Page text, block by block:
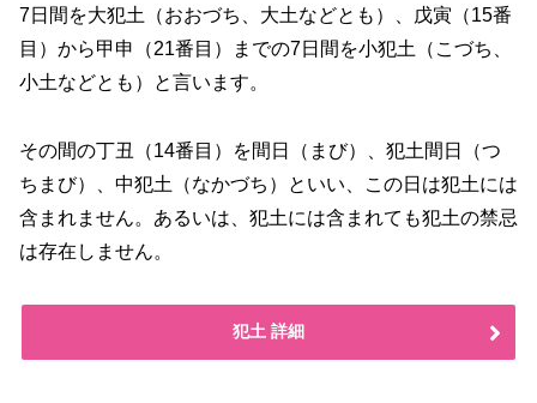
7日間を大犯土（おおづち、大土などとも）、戊寅（15番
目）から甲申（21番目）までの7日間を小犯土（こづち、
小土などとも）と言います。
その間の丁丑（14番目）を間日（まび）、犯土間日（つ
ちまび）、中犯土（なかづち）といい、この日は犯土には
含まれません。あるいは、犯土には含まれても犯土の禁忌
は存在しません。
犯土 詳細